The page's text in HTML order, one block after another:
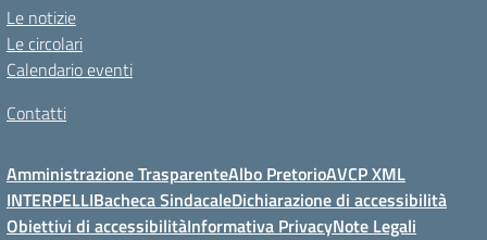
Le notizie
Le circolari
Calendario eventi
Contatti
Amministrazione TrasparenteAlbo PretorioAVCP XML
INTERPELLIBacheca SindacaleDichiarazione di accessibilità
Obiettivi di accessibilitàInformativa PrivacyNote Legali